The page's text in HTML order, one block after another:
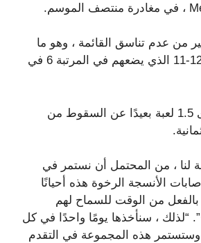
من عدم تناسق القائمة ، وهو ما
ينعكس في سجله 12-11 الذي يضعهم في المرتبة 6 في
إن إنديانا تبعد سوى 1.5 لعبة بعيدًا عن السقوط من
لنا ، من المحتمل أن نستمر في
الأنسجة الرخوة هذه أحيانًا
من الوقت للسماح لهم
“لذلك ، سنأخذها يومًا واحدًا في كل
وستستمر هذه المجموعة في التقدم